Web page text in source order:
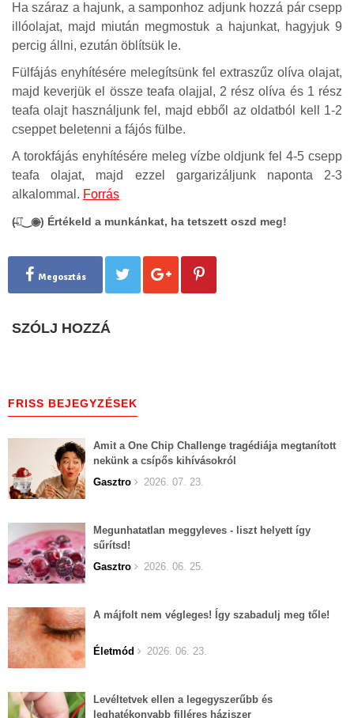
Ha száraz a hajunk, a samponhoz adjunk hozzá pár csepp
illóolajat, majd miután megmostuk a hajunkat, hagyjuk 9
percig állni, ezután öblítsük le.
Fülfájás enyhítésére melegítsünk fel extraszűz olíva olajat,
majd keverjük el össze teafa olajjal, 2 rész olíva és 1 rész
teafa olajt használjunk fel, majd ebből az oldatból kell 1-2
cseppet beletenni a fájós fülbe.
A torokfájás enyhítésére meleg vízbe oldjunk fel 4-5 csepp
teafa olajat, majd ezzel gargarizáljunk naponta 2-3
alkalommal. Forrás
(̶◉͛‿◉̶) Értékeld a munkánkat, ha tetszett oszd meg!
Megosztás
SZÓLJ HOZZÁ
FRISS BEJEGYZÉSEK
Amit a One Chip Challenge tragédiája megtanított
nekünk a csípős kihívásokról
Gasztro
2026. 07. 23.
Megunhatatlan meggyleves - liszt helyett így
sűrítsd!
Gasztro
2026. 06. 25.
A májfolt nem végleges! Így szabadulj meg tőle!
Életmód 2026. 06. 23.
Levéltetvek ellen a legegyszerűbb és
leghatékonyabb filléres háziszer